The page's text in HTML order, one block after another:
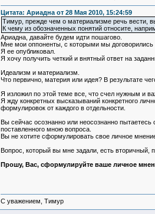
Цитата: Ариадна от 28 Мая 2010, 15:24:59
Тимур, прежде чем о материализме речь вести,
К чему из обозначенных понятий относите,
Ариадна, давайте будем идти пошагово.
Мне мои оппоненты, с которыми мы договорились
Я ее опубликовал.
Я хочу получить четкий и внятный ответ на
Идеализм и материализм.
Что первично, материя или идея? В результате
Я изложил по этой теме все, что счел нужным и
Я жду конкретных высказываний конкретного
формулировок от каждого в отдельности.
Вы сейчас осознанно или неосознанно
поставленного мною вопроса.
Вы не хотите сформулировать свое личное
Вопрос, который вы мне задали, есть вторичный,
Прошу, Вас, сформулируйте ваше личное
С уважением, Тимур